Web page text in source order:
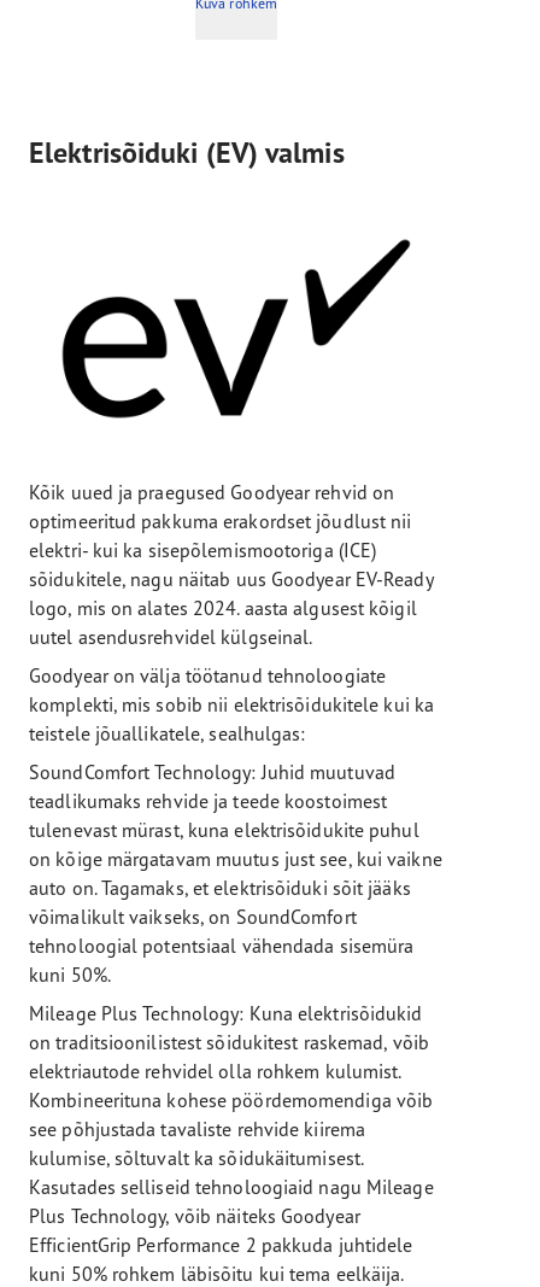
Elektrisõiduki (EV) valmis
Kõik uued ja praegused Goodyear rehvid on
optimeeritud pakkuma erakordset jõudlust nii
elektri- kui ka sisepõlemismootoriga (ICE)
sõidukitele, nagu näitab uus Goodyear EV-Ready
logo, mis on alates 2024. aasta algusest kõigil
uutel asendusrehvidel külgseinal.
Goodyear on välja töötanud tehnoloogiate
komplekti, mis sobib nii elektrisõidukitele kui ka
teistele jõuallikatele, sealhulgas:
SoundComfort Technology: Juhid muutuvad
teadlikumaks rehvide ja teede koostoimest
tulenevast mürast, kuna elektrisõidukite puhul
on kõige märgatavam muutus just see, kui vaikne
auto on. Tagamaks, et elektrisõiduki sõit jääks
võimalikult vaikseks, on SoundComfort
tehnoloogial potentsiaal vähendada sisemüra
kuni 50%.
Mileage Plus Technology: Kuna elektrisõidukid
on traditsioonilistest sõidukitest raskemad, võib
elektriautode rehvidel olla rohkem kulumist.
Kombineerituna kohese pöördemomendiga võib
see põhjustada tavaliste rehvide kiirema
kulumise, sõltuvalt ka sõidukäitumisest.
Kasutades selliseid tehnoloogiaid nagu Mileage
Plus Technology, võib näiteks Goodyear
EfficientGrip Performance 2 pakkuda juhtidele
kuni 50% rohkem läbisõitu kui tema eelkäija.